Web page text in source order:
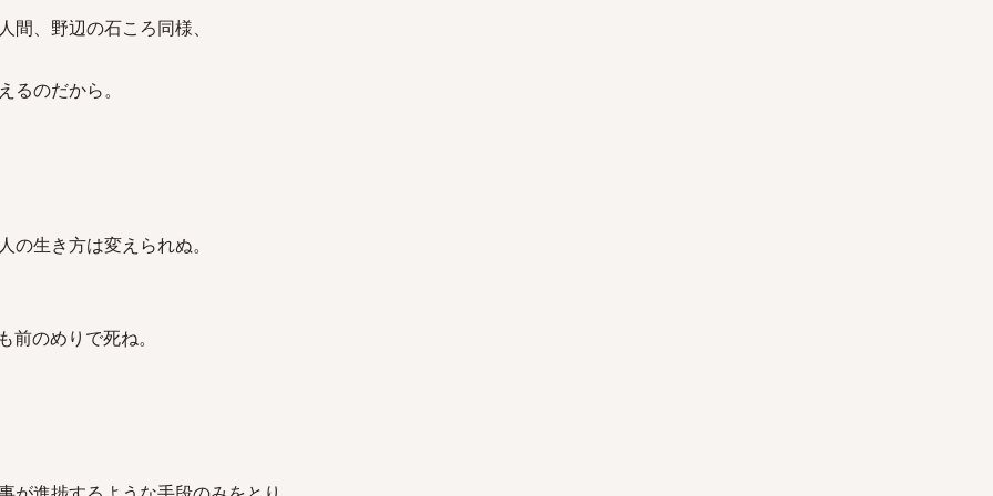
野辺の石ころ同様、
だから。
方は変えられぬ。
のめりで死ね。